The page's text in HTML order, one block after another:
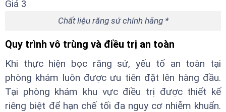
Chất liệu răng sứ chính hãng *
Quy trình vô trùng và điều trị an toàn
Khi thực hiện bọc răng sứ, yếu tố an toàn tại
phòng khám luôn được ưu tiên đặt lên hàng đầu.
Tại phòng khám khu vực điều trị được thiết kế
riêng biệt để hạn chế tối đa nguy cơ nhiễm khuẩn.